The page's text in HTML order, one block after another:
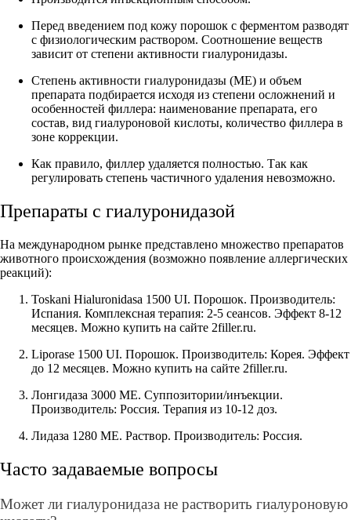
Перед введением под кожу порошок с ферментом разводят
с физиологическим раствором. Соотношение веществ
зависит от степени активности гиалуронидазы.
Степень активности гиалуронидазы (МЕ) и объем
препарата подбирается исходя из степени осложнений и
особенностей филлера: наименование препарата, его
состав, вид гиалуроновой кислоты, количество филлера в
зоне коррекции.
Как правило, филлер удаляется полностью. Так как
регулировать степень частичного удаления невозможно.
Препараты с гиалуронидазой
На международном рынке представлено множество препаратов
животного происхождения (возможно появление аллергических
реакций):
Toskani Hialuronidasa 1500 UI. Порошок. Производитель:
Испания. Комплексная терапия: 2-5 сеансов. Эффект 8-12
месяцев. Можно купить на сайте 2filler.ru.
Liporase 1500 UI. Порошок. Производитель: Корея. Эффект
до 12 месяцев. Можно купить на сайте 2filler.ru.
Лонгидаза 3000 МЕ. Суппозитории/инъекции.
Производитель: Россия. Терапия из 10-12 доз.
Лидаза 1280 МЕ. Раствор. Производитель: Россия.
Часто задаваемые вопросы
Может ли гиалуронидаза не растворить гиалуроновую